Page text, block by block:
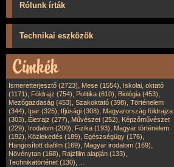
Rólunk írták
Technikai eszközök
Ismeretterjesztő (2723), Mese (1554), Iskolai, oktató
(1171), Földrajz (754), Politika (610), Biológia (453),
Mezőgazdaság (453), Szakoktató (398), Történelem
(344), Ipar (325), Ifjúsági (308), Magyarország földrajza
(303), Életrajz (277), Művészet (252), Képzőművészet
(229), Irodalom (200), Fizika (193), Magyar történelem
(192), Közlekedés (189), Egészségügy (176),
Hangosított diafilm (169), Magyar irodalom (169),
Növénytan (168), Rajzfilm alapján (133),
Technikatörténet (130),